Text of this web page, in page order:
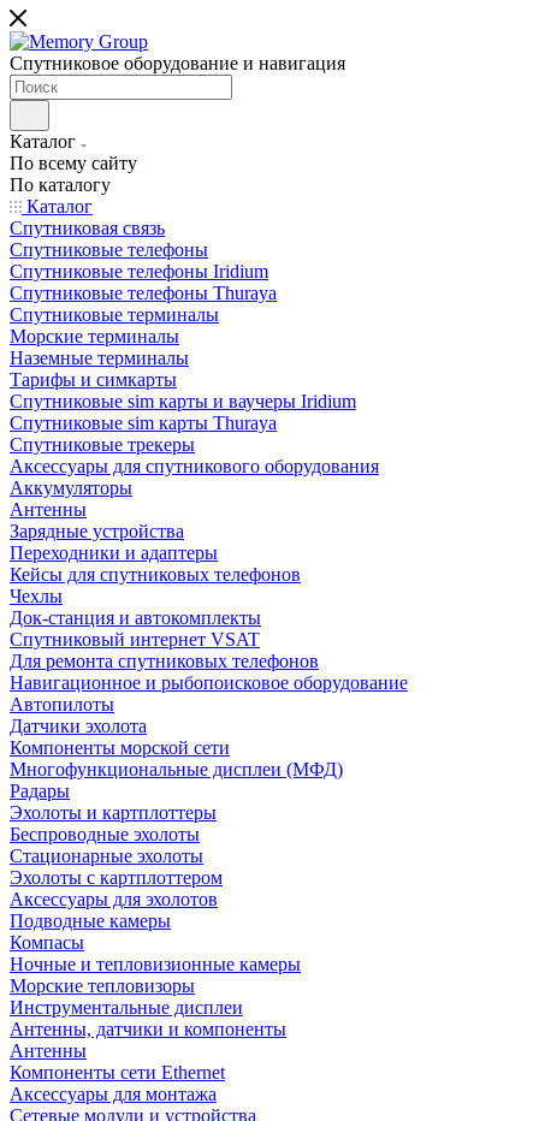
Спутниковое оборудование и навигация
Каталог
По всему сайту
По каталогу
Каталог
Спутниковая связь
Спутниковые телефоны
Спутниковые телефоны Iridium
Спутниковые телефоны Thuraya
Спутниковые терминалы
Морские терминалы
Наземные терминалы
Тарифы и симкарты
Спутниковые sim карты и ваучеры Iridium
Спутниковые sim карты Thuraya
Спутниковые трекеры
Аксессуары для спутникового оборудования
Аккумуляторы
Антенны
Зарядные устройства
Переходники и адаптеры
Кейсы для спутниковых телефонов
Чехлы
Док-станция и автокомплекты
Спутниковый интернет VSAT
Для ремонта спутниковых телефонов
Навигационное и рыбопоисковое оборудование
Автопилоты
Датчики эхолота
Компоненты морской сети
Многофункциональные дисплеи (МФД)
Радары
Эхолоты и картплоттеры
Беспроводные эхолоты
Стационарные эхолоты
Эхолоты с картплоттером
Аксессуары для эхолотов
Подводные камеры
Компасы
Ночные и тепловизионные камеры
Морские тепловизоры
Инструментальные дисплеи
Антенны, датчики и компоненты
Антенны
Компоненты сети Ethernet
Аксессуары для монтажа
Сетевые модули и устройства